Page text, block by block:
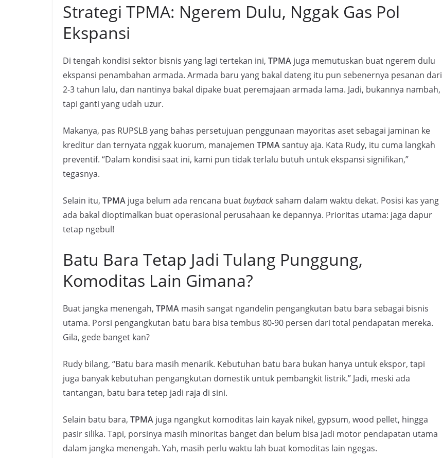
Strategi TPMA: Ngerem Dulu, Nggak Gas Pol
Ekspansi
Di tengah kondisi sektor bisnis yang lagi tertekan ini, TPMA juga memutuskan buat ngerem dulu
ekspansi penambahan armada. Armada baru yang bakal dateng itu pun sebenernya pesanan dari
2-3 tahun lalu, dan nantinya bakal dipake buat peremajaan armada lama. Jadi, bukannya nambah,
tapi ganti yang udah uzur.
Makanya, pas RUPSLB yang bahas persetujuan penggunaan mayoritas aset sebagai jaminan ke
kreditur dan ternyata nggak kuorum, manajemen TPMAsantuy aja. Kata Rudy, itu cuma langkah
preventif. “Dalam kondisi saat ini, kami pun tidak terlalu butuh untuk ekspansi signifikan,”
tegasnya.
Selain itu, TPMA juga belum ada rencana buatbuybacksaham dalam waktu dekat. Posisi kas yang
ada bakal dioptimalkan buat operasional perusahaan ke depannya. Prioritas utama: jaga dapur
tetap ngebul!
Batu Bara Tetap Jadi Tulang Punggung,
Komoditas Lain Gimana?
Buat jangka menengah, TPMA masih sangat ngandelin pengangkutan batu bara sebagai bisnis
utama. Porsi pengangkutan batu bara bisa tembus 80-90 persen dari total pendapatan mereka.
Gila, gede banget kan?
Rudy bilang, “Batu bara masih menarik. Kebutuhan batu bara bukan hanya untuk ekspor, tapi
juga banyak kebutuhan pengangkutan domestik untuk pembangkit listrik.” Jadi, meski ada
tantangan, batu bara tetep jadi raja di sini.
Selain batu bara, TPMA juga ngangkut komoditas lain kayak nikel, gypsum, wood pellet, hingga
pasir silika. Tapi, porsinya masih minoritas banget dan belum bisa jadi motor pendapatan utama
dalam jangka menengah. Yah, masih perlu waktu lah buat komoditas lain ngegas.